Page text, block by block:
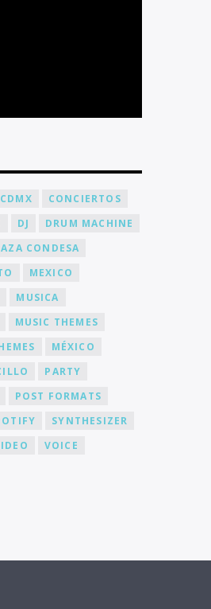
CDMX
CONCIERTOS
DJ
DRUM MACHINE
CONDESA
MEXICO
MUSICA
MUSIC THEMES
MÉXICO
PARTY
POST FORMATS
SYNTHESIZER
VOICE